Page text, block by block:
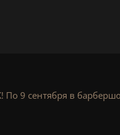
По 9 сентября в